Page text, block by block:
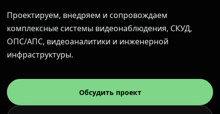
Проектируем, внедряем и сопровождаем
комплексные системы видеонаблюдения, СКУД,
ОПС/АПС, видеоаналитики и инженерной
инфраструктуры.
Обсудить проект